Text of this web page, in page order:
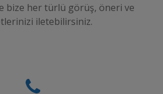
bize her türlü görüş, öneri ve
iletebilirsiniz.